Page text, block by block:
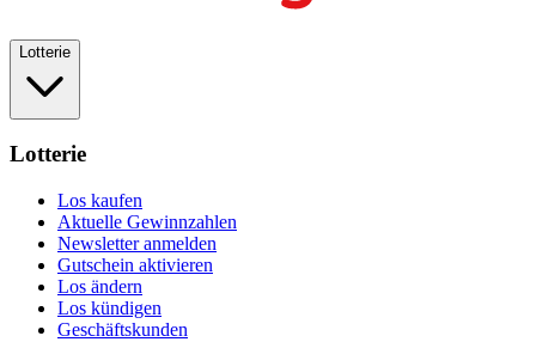
Lotterie
Lotterie
Los kaufen
Aktuelle Gewinnzahlen
Newsletter anmelden
Gutschein aktivieren
Los ändern
Los kündigen
Geschäftskunden